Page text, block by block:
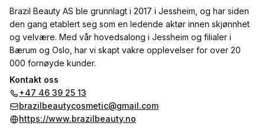
Brazil Beauty AS ble grunnlagt i 2017 i Jessheim, og har siden
den gang etablert seg som en ledende aktør innen skjønnhet
og velvære. Med vår hovedsalong i Jessheim og filialer i
Bærum og Oslo, har vi skapt vakre opplevelser for over 20
000 fornøyde kunder.
Hos Brazil Beauty kombinerer vi faglig ekspertise med
personlig service, og sørger for at hver behandling gir deg
velvære, kvalitet og resultater du kan føle og se.
Kontakt oss
+47 46 39 25 13
brazilbeautycosmetic@gmail.com
https://www.brazilbeauty.no